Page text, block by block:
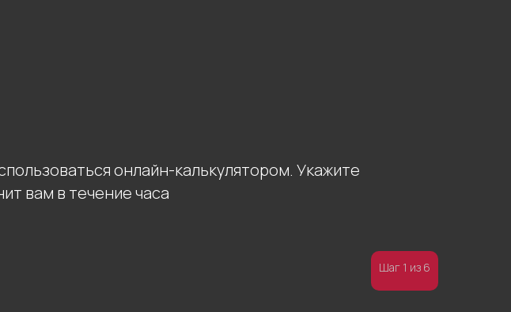
онлайн-калькулятором. Укажите
вам в течение часа
Шаг 1 из 6